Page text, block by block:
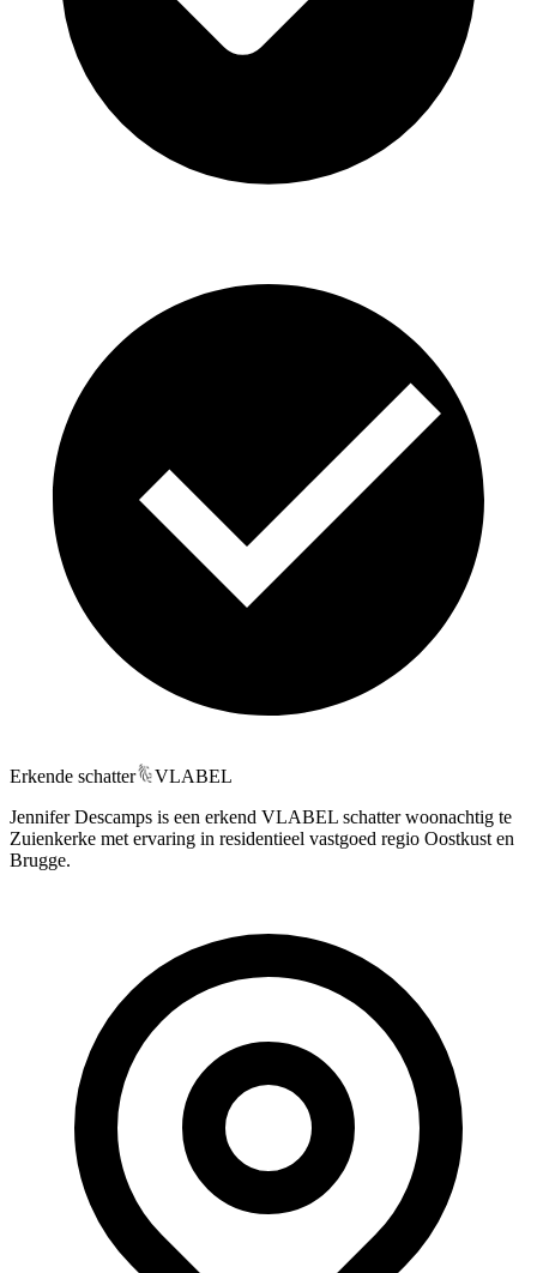
Erkende schatter
VLABEL
Jennifer Descamps is een erkend VLABEL schatter woonachtig te
Zuienkerke met ervaring in residentieel vastgoed regio Oostkust en
Brugge.